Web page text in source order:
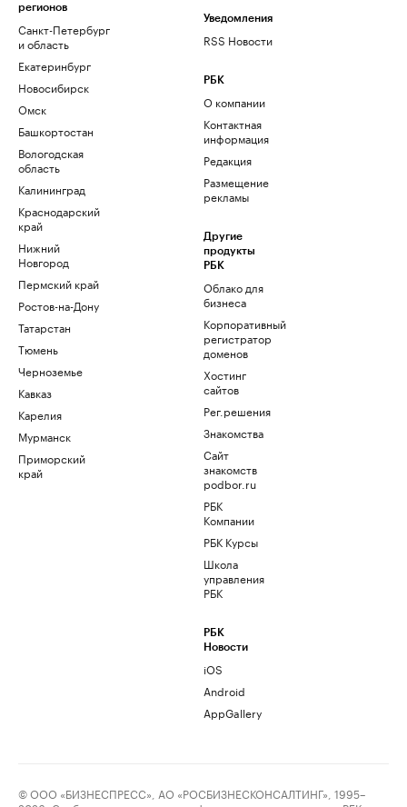
регионов
Санкт-Петербург
и область
Екатеринбург
Новосибирск
Омск
Башкортостан
Вологодская
область
Калининград
Краснодарский
край
Нижний
Новгород
Пермский край
Ростов-на-Дону
Татарстан
Тюмень
Черноземье
Кавказ
Карелия
Мурманск
Приморский
край
Уведомления
RSS Новости
РБК
О компании
Контактная
информация
Редакция
Размещение
рекламы
Другие
продукты
РБК
Облако для
бизнеса
Корпоративный
регистратор
доменов
Хостинг
сайтов
Рег.решения
Знакомства
Сайт
знакомств
podbor.ru
РБК
Компании
РБК Курсы
Школа
управления
РБК
РБК
Новости
iOS
Android
AppGallery
© ООО «БИЗНЕСПРЕСС», АО «РОСБИЗНЕСКОНСАЛТИНГ», 1995–